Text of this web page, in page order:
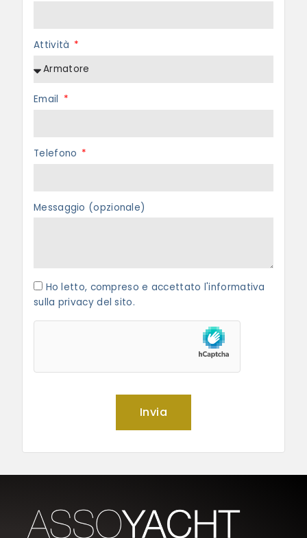
Attività
Email
Telefono
Messaggio (opzionale)
Ho letto, compreso e accettato l'informativa
sulla privacy del sito.
Invia